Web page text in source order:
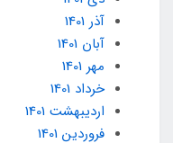
آذر 1401
آبان 1401
مهر 1401
خرداد 1401
ارديبهشت 1401
فروردین 1401